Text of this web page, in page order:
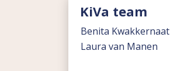
KiVa team
Benita Kwakkernaat
Laura van Manen